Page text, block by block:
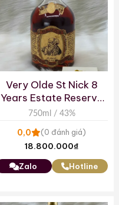
Very Olde St Nick 8
Years Estate Reserve
Bourbon – Small Label
750ml / 43%
0,0 (0 đánh giá)
18.800.000₫
Zalo Hotline